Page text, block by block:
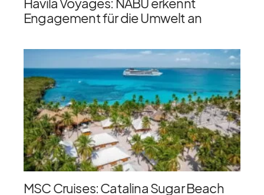
Engagement für die Umwelt an
MSC Cruises: Catalina Sugar Beach